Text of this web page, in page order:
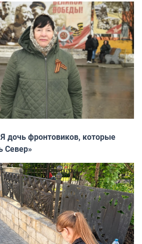
дочь фронтовиков, которые
Север»